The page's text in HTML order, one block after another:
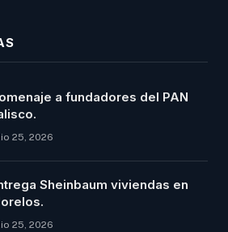
a fundadores del PAN
25, 2026
Sheinbaum viviendas en
25, 2026